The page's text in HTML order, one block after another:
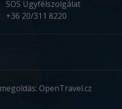
SOS Ügyfélszolgálat
+36 20/311 8220
OpenTravel.cz